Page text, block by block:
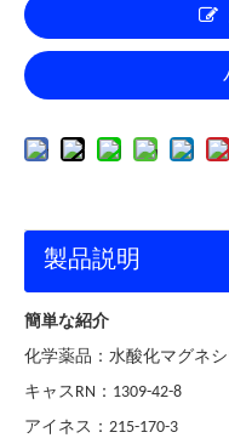
製品説明
簡単な紹介
化学薬品 ： 水酸化マグネ
キャスRN ： 1309-42-8
アイネス ： 215-170-3